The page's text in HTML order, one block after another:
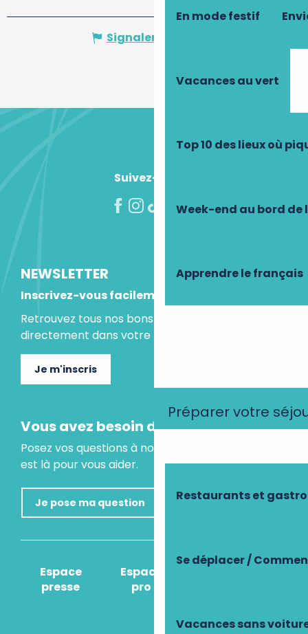
En mode festif
Vacances au vert
Top 10 des lieux où
Week-end au bord de
Apprendre le français
Préparer votre
Restaurants et
Se déplacer /
Vacances sans
Signaler une erreur
Suivez-nous !
NEWSLETTER
Inscrivez-vous facilement
Retrouvez tous nos bons plans et idées séjours
directement dans votre boite mail.
Je m'inscris
Vous avez besoin d'un conseil ?
Posez vos questions à notre assistant virtuel, il
est là pour vous aider.
Je pose ma question
Espace
presse
Espace
pro
Comment venir